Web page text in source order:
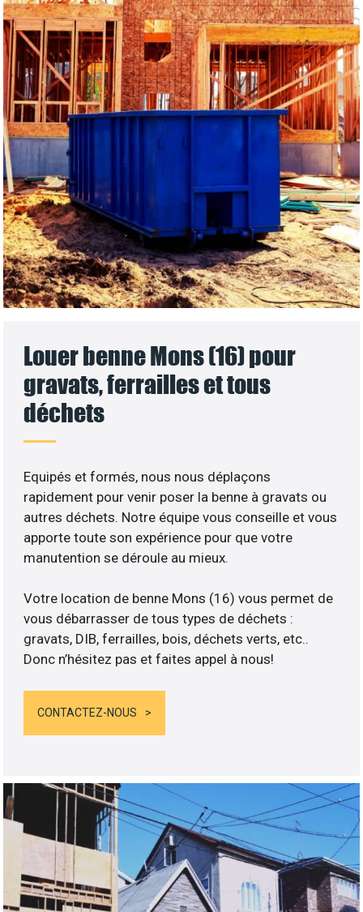
Louer benne Mons (16) pour
gravats, ferrailles et tous
déchets
Equipés et formés, nous nous déplaçons
rapidement pour venir poser la benne à gravats ou
autres déchets. Notre équipe vous conseille et vous
apporte toute son expérience pour que votre
manutention se déroule au mieux.
Votre location de benne Mons (16) vous permet de
vous débarrasser de tous types de déchets :
gravats, DIB, ferrailles, bois, déchets verts, etc..
Donc n’hésitez pas et faites appel à nous!
CONTACTEZ-NOUS